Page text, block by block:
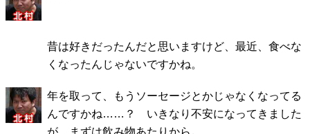
昔は好きだったんだと思いますけど、最近、食べな
くなったんじゃないですかね。
年を取って、もうソーセージとかじゃなくなってる
んですかね……？ いきなり不安になってきました
が、まずは飲み物あたりから。